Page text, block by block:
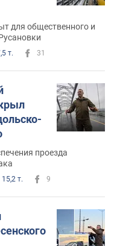
для общественного и
т. 31
проезда
15,2 т. 9